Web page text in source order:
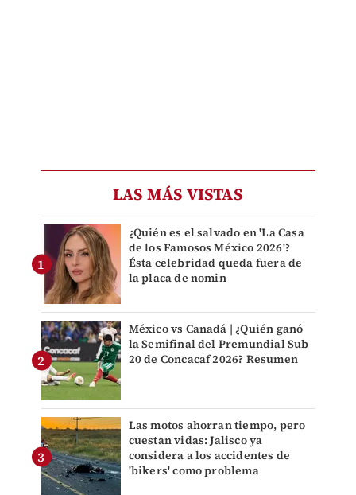
LAS MÁS VISTAS
¿Quién es el salvado en 'La Casa
de los Famosos México 2026'?
Ésta celebridad queda fuera de
la placa de nomin
México vs Canadá | ¿Quién ganó
la Semifinal del Premundial Sub
20 de Concacaf 2026? Resumen
Las motos ahorran tiempo, pero
cuestan vidas: Jalisco ya
considera a los accidentes de
'bikers' como problema